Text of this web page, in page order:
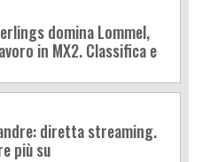
domina Lommel,
in MX2. Classifica e
diretta streaming.
più su